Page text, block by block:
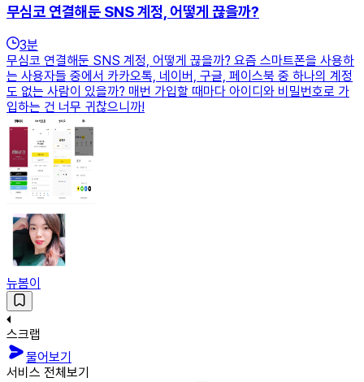
무심코 연결해둔 SNS 계정, 어떻게 끊을까?
3분
무심코 연결해둔 SNS 계정, 어떻게 끊을까? 요즘 스마트폰을 사용하
는 사용자들 중에서 카카오톡, 네이버, 구글, 페이스북 중 하나의 계정
도 없는 사람이 있을까? 매번 가입할 때마다 아이디와 비밀번호로 가
입하는 건 너무 귀찮으니까!
뉴봄이
스크랩
물어보기
서비스 전체보기